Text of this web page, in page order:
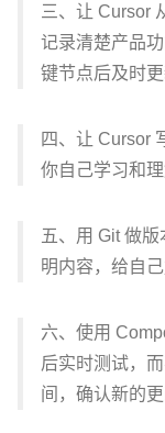
三、让 Cursor
记录清楚产品
键节点后及时更
四、让 Cursor
你自己学习和理
五、用 Git 做
明内容，给自
六、使用
后实时测试，
间，确认新的